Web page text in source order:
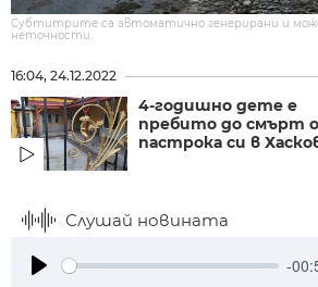
Субтитрите са автоматично генерирани и
неточности.
16:04, 24.12.2022
4-годишно дете е
пребито до смърт
пастрока си в
Слушай новината
-